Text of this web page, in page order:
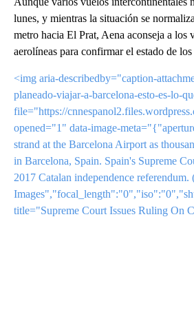
lunes, y mientras la situación se
metro hacia El Prat, Aena aconseja a los
aerolíneas para confirmar el estado de
<img aria-describedby="caption-
planeado-viajar-a-barcelona-esto-es-lo-
file="https://
opened="1" data-image-
strand at the Barcelona Airport as
in Barcelona, Spain. Spain's Supreme
2017 Catalan independence
title="Supreme Court Issues Ruling On